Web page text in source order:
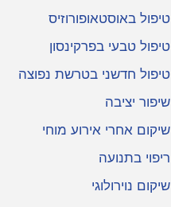
טיפול באוסטאופורוזיס
טיפול טבעי בפרקינסון
טיפול חדשני בטרשת נפוצה
שיפור יציבה
שיקום אחרי אירוע מוחי
ריפוי בתנועה
שיקום נוירולוגי